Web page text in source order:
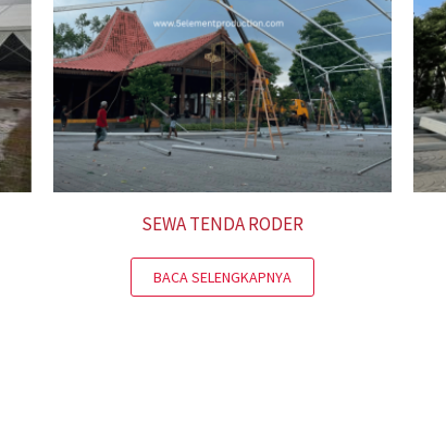
SEWA TENDA RODER
BACA SELENGKAPNYA